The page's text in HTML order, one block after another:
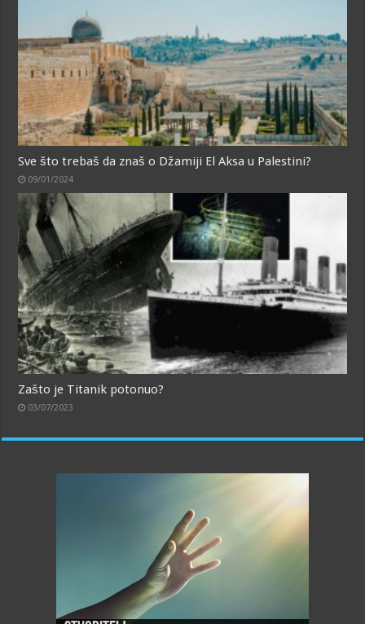
Sve što trebaš da znaš o Džamiji El Aksa u Palestini?
09/01/2024
Zašto je Titanik potonuo?
03/07/2023